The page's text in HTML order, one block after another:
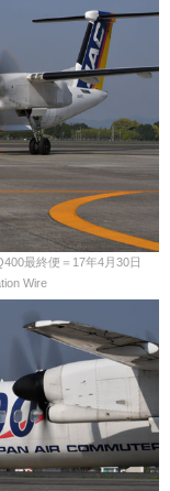
最終便＝17年4月30日
Wire